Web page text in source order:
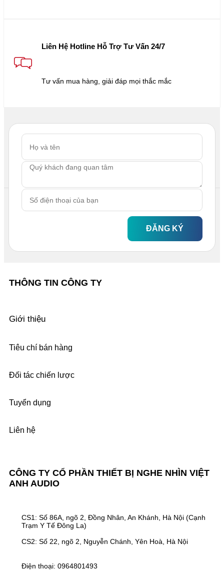
Liên Hệ Hotline Hỗ Trợ Tư Vấn 24/7
Tư vấn mua hàng, giải đáp mọi thắc mắc
ĐĂNG KÝ
CÔNG TY CỔ PHẦN THIẾT BỊ NGHE NHÌN VIỆT
ANH AUDIO
Điện thoại: 0964801493
CS1: Số 86A, ngõ 2, Đồng Nhân, An Khánh, Hà Nội (Cạnh
Trạm Y Tế Đông La)
CS2: Số 22, ngõ 2, Nguyễn Chánh, Yên Hoà, Hà Nội
THÔNG TIN CÔNG TY
Giới thiệu
Tiêu chí bán hàng
Đối tác chiến lược
Tuyển dụng
Liên hệ